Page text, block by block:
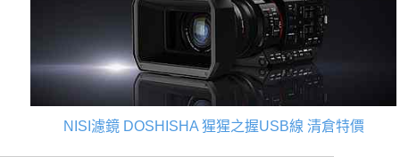
NISI濾鏡 DOSHISHA 猩猩之握USB線 清倉特價